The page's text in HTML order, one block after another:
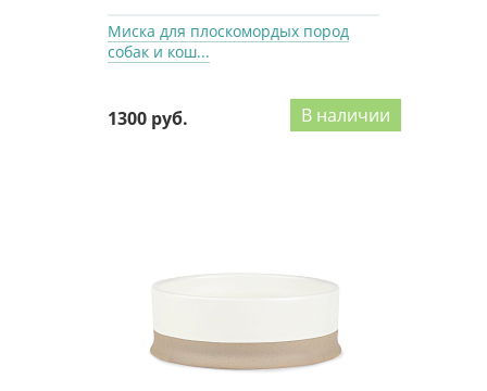
Миска для плоскомордых пород
собак и кош...
1300 руб. В наличии